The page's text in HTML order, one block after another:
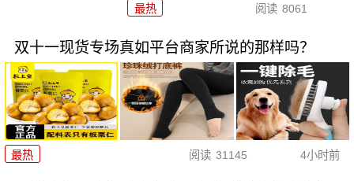
最热 阅读 8061
双十一现货专场真如平台商家所说的那样吗？
最热 阅读 31145 4小时前